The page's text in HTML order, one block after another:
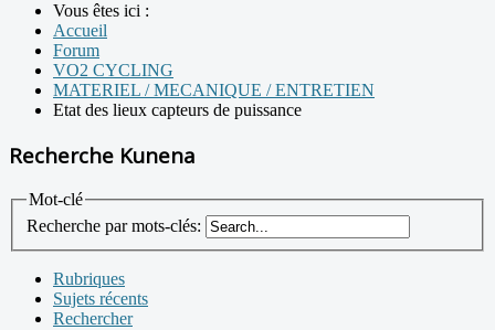
Vous êtes ici :
Accueil
Forum
VO2 CYCLING
MATERIEL / MECANIQUE / ENTRETIEN
Etat des lieux capteurs de puissance
Recherche Kunena
Mot-clé
Recherche par mots-clés:
Rubriques
Sujets récents
Rechercher